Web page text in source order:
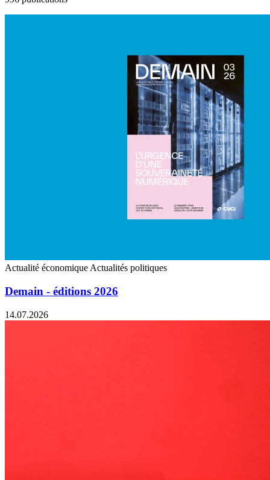
Actualité économique Actualités politiques
Demain - éditions 2026
14.07.2026